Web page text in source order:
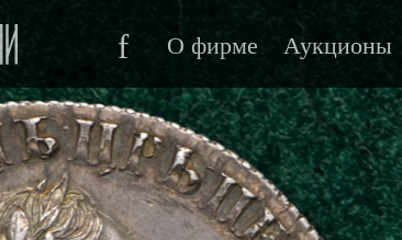
f О фирме Аукционы